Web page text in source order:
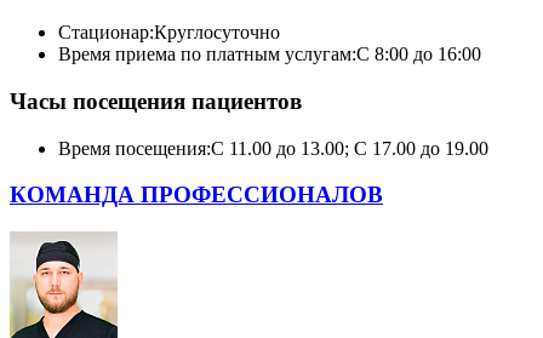
Стационар:Круглосуточно
Время приема по платным услугам:С 8:00 до 16:00
Часы посещения пациентов
Время посещения:С 11.00 до 13.00; С 17.00 до 19.00
КОМАНДА ПРОФЕССИОНАЛОВ